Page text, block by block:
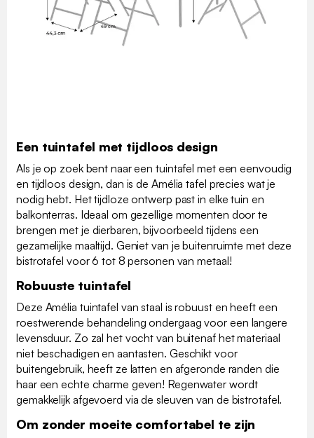
Een tuintafel met tijdloos design
Als je op zoek bent naar een tuintafel met een eenvoudig
en tijdloos design, dan is de Amélia tafel precies wat je
nodig hebt. Het tijdloze ontwerp past in elke tuin en
balkonterras. Ideaal om gezellige momenten door te
brengen met je dierbaren, bijvoorbeeld tijdens een
gezamelijke maaltijd. Geniet van je buitenruimte met deze
bistrotafel voor 6 tot 8 personen van metaal!
Robuuste tuintafel
Deze Amélia tuintafel van staal is robuust en heeft een
roestwerende behandeling ondergaag voor een langere
levensduur. Zo zal het vocht van buitenaf het materiaal
niet beschadigen en aantasten. Geschikt voor
buitengebruik, heeft ze latten en afgeronde randen die
haar een echte charme geven! Regenwater wordt
gemakkelijk afgevoerd via de sleuven van de bistrotafel.
Om zonder moeite comfortabel te zijn